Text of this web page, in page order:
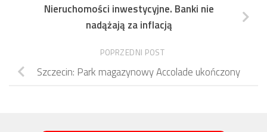
Nieruchomości inwestycyjne. Banki nie
nadążają za inflacją
POPRZEDNI POST
Szczecin: Park magazynowy Accolade ukończony